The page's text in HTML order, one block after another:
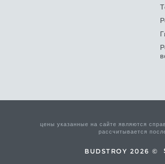
цены указанные на сайте являются
рассчитывается
BUDSTROY 2026 ©